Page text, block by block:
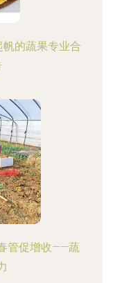
的蔬果专业合
管促增收——蔬